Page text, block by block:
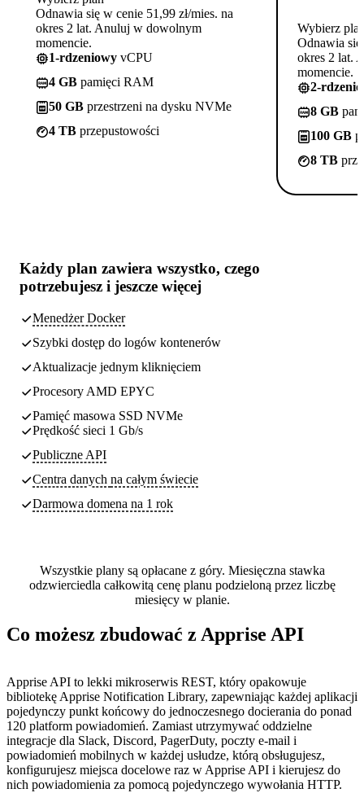
Odnawia się w cenie 51,99 zł/mies. na
okres 2 lat. Anuluj w dowolnym
momencie.
1-rdzeniowy vCPU
4 GB pamięci RAM
50 GB przestrzeni na dysku NVMe
4 TB przepustowości
Wybierz
Odnawia się
okres 2 lat.
momencie.
2-
8 GB
100 GB
8 TB
Każdy plan zawiera wszystko, czego
potrzebujesz i jeszcze więcej
Menedżer Docker
Szybki dostęp do logów kontenerów
Aktualizacje jednym kliknięciem
Procesory AMD EPYC
Pamięć masowa SSD NVMe
Prędkość sieci 1 Gb/s
Publiczne API
Centra danych na całym świecie
Darmowa domena na 1 rok
Wszystkie plany są opłacane z góry. Miesięczna stawka
odzwierciedla całkowitą cenę planu podzieloną przez liczbę
miesięcy w planie.
Co możesz zbudować z Apprise API
Apprise API to lekki mikroserwis REST, który opakowuje
bibliotekę Apprise Notification Library, zapewniając każdej aplikacji
pojedynczy punkt końcowy do jednoczesnego docierania do ponad
120 platform powiadomień. Zamiast utrzymywać oddzielne
integracje dla Slack, Discord, PagerDuty, poczty e-mail i
powiadomień mobilnych w każdej usłudze, którą obsługujesz,
konfigurujesz miejsca docelowe raz w Apprise API i kierujesz do
nich powiadomienia za pomocą pojedynczego wywołania HTTP.